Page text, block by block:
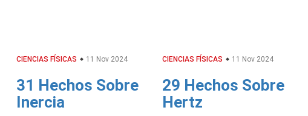
CIENCIAS FÍSICAS 11 Nov 2024
31 Hechos Sobre
Inercia
CIENCIAS FÍSICAS 11 Nov 2024
29 Hechos Sobre
Hertz